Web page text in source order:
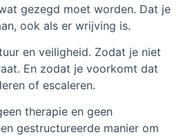
gezegd moet worden. Dat je
ook als er wrijving is.
en veiligheid. Zodat je niet
En zodat je voorkomt dat
of escaleren.
therapie en geen
gestructureerde manier om